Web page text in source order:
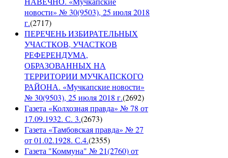
новости» № 30(9503), 25 июля 2018
г.(2717)
ПЕРЕЧЕНЬ ИЗБИРАТЕЛЬНЫХ
УЧАСТКОВ, УЧАСТКОВ
РЕФЕРЕНДУМА,
ОБРАЗОВАННЫХ НА
ТЕРРИТОРИИ МУЧКАПСКОГО
РАЙОНА. «Мучкапские новости»
№ 30(9503), 25 июля 2018 г.(2692)
Газета «Колхозная правда» № 78 от
17.09.1932. С. 3.(2673)
Газета «Тамбовская правда» № 27
от 01.02.1928. С.4.(2355)
Газета "Коммуна" № 21(2760) от